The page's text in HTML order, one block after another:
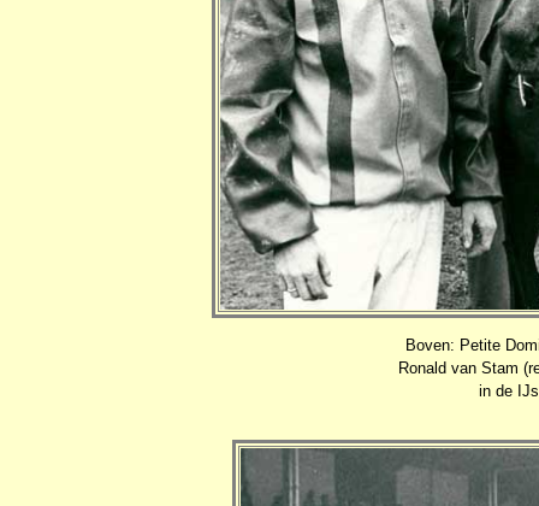
Boven: Petite
Ronald van Stam
in de